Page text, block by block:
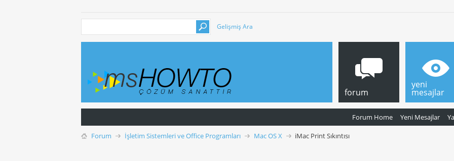
Gelişmiş Ara
forum
Forum Home Yeni Mesajlar
yeni
mesajlar
Forum İşletim Sistemleri ve Office Programları Mac OS X iMac Print Sıkıntısı